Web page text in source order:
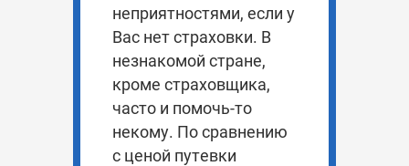
неприятностями, если у
Вас нет страховки. В
незнакомой стране,
кроме страховщика,
часто и помочь-то
некому. По сравнению
с ценой путевки